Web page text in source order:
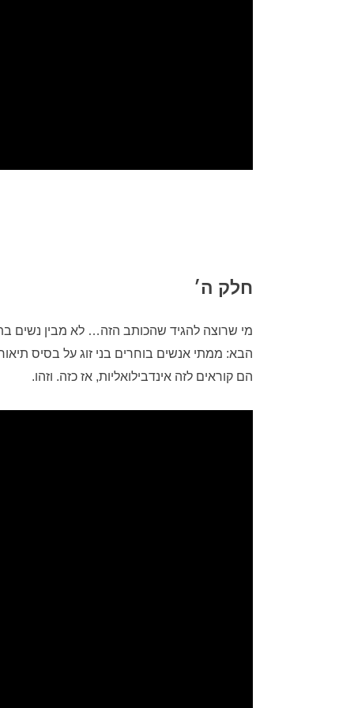
חלק ה׳
מי שרוצה להגיד שהכותב הזה… לא מבין נשים
הבא: ממתי אנשים בוחרים בני זוג על בסיס
הם קוראים לזה אינדבילואליות, אז כזה. וזהו.